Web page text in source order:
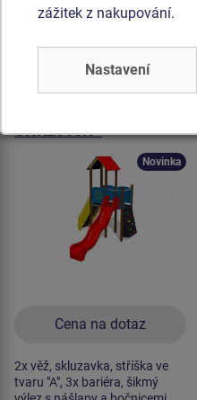
UNK2006K -
Cena na dotaz
Novinka
2x věž, skluzavka, stříška ve
tvaru "A", 3x bariéra, šikmý
zážitek z nakupování.
Nastavení